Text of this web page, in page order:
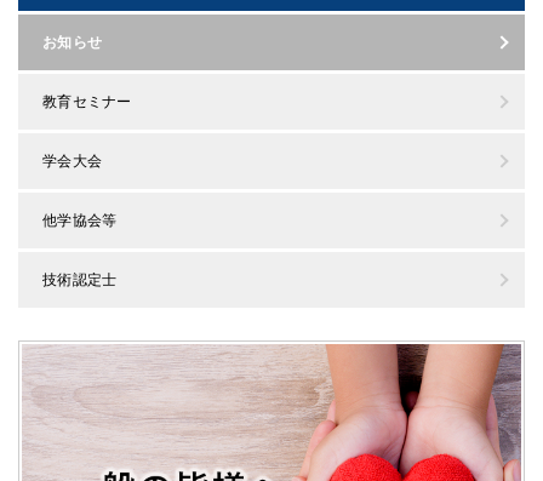
お知らせ
教育セミナー
学会大会
他学協会等
技術認定士